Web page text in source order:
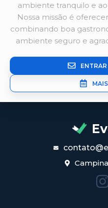
ambiente tranquilo e
Nossa missão é
combinando boa
ambiente seguro e